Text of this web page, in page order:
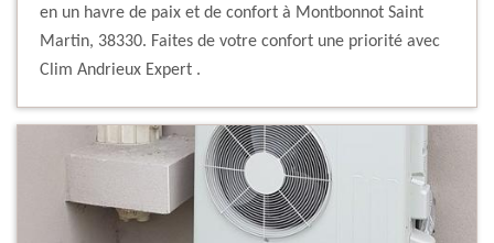
en un havre de paix et de confort à Montbonnot Saint
Martin, 38330. Faites de votre confort une priorité avec
Clim Andrieux Expert .